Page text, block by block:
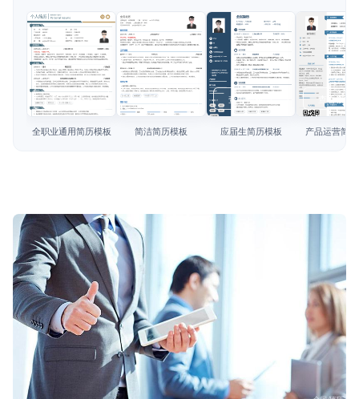
面试自我介绍
AI 职场工具 New
简历模板
简历教程
查看模板
全职业通用简历模板
查看模板
简洁简历模板
查看模板
应届生简历模板
查看模板
产品运营简